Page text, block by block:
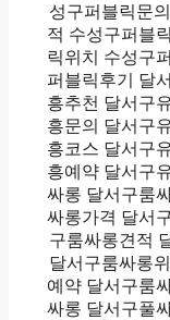
성구퍼블릭문
적 수성구퍼블
릭위치 수성구
퍼블릭후기 달
흥추천 달서구
흥문의 달서구
흥코스 달서구
흥예약 달서구
싸롱 달서구룸
싸롱가격 달서
구룸싸롱견적
달서구룸싸롱
예약 달서구룸
싸롱 달서구풀